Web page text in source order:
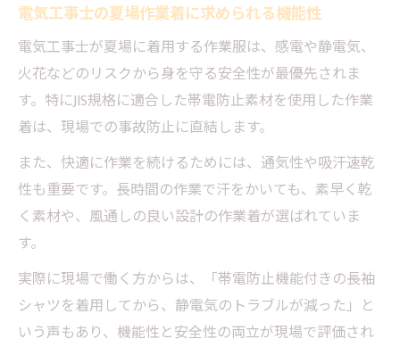
電気工事士の夏場作業着に求められる機能性
電気工事士が夏場に着用する作業服は、感電や静電気、
火花などのリスクから身を守る安全性が最優先されま
す。特にJIS規格に適合した帯電防止素材を使用した作業
着は、現場での事故防止に直結します。
また、快適に作業を続けるためには、通気性や吸汗速乾
性も重要です。長時間の作業で汗をかいても、素早く乾
く素材や、風通しの良い設計の作業着が選ばれていま
す。
実際に現場で働く方からは、「帯電防止機能付きの長袖
シャツを着用してから、静電気のトラブルが減った」と
いう声もあり、機能性と安全性の両立が現場で評価され